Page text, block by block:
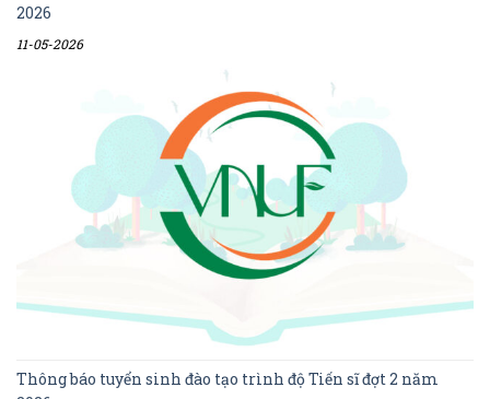
2026
11-05-2026
Thông báo tuyển sinh đào tạo trình độ Tiến sĩ đợt 2 năm